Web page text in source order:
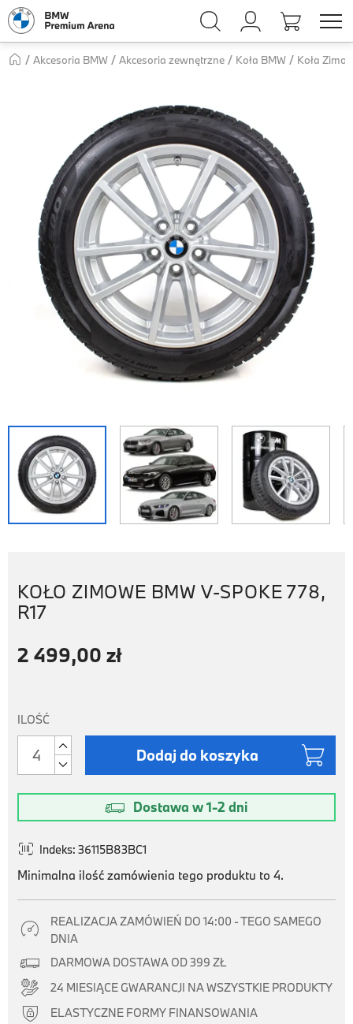
Akcesoria BMW Akcesoria zewnętrzne Koła BMW Koła
KOŁO ZIMOWE BMW V-SPOKE 778,
R17
2 499,00 zł
ILOŚĆ
Dodaj do koszyka 
 Dostawa w 1-2 dni
 Indeks: 36115B83BC1
Minimalna ilość zamówienia tego produktu to 4.

REALIZACJA ZAMÓWIEŃ DO 14:00 - TEGO SAMEGO
DNIA
 DARMOWA DOSTAWA OD 399 ZŁ
 24 MIESIĄCE GWARANCJI NA WSZYSTKIE PRODUKTY
 ELASTYCZNE FORMY FINANSOWANIA